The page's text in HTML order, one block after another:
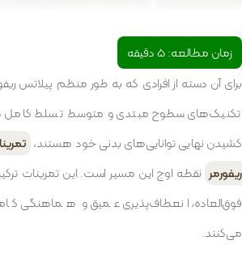
زمان مطالعه:5دقیقه
برای آن دسته از افرادی که به طور منظم پیلاتس
تکنیک‌های سطوح مبتدی و متوسط تسلط کامل
کشیدن نهایی توانایی‌های بدنی خود هستند،
ریفورمر نقطه اوج این مسیر است. این تمرینات
فوق‌العاده، انعطاف‌پذیری عمیق و هماهنگی
می‌کنند.